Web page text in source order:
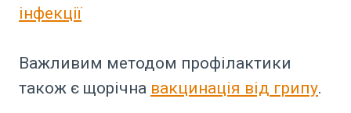
інфекції
Важливим методом профілактики
також є щорічна вакцинація від грипу.